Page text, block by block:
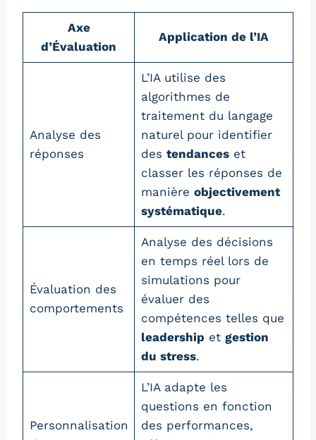
Axe
d’Évaluation
Application de l’IA
Analyse des
réponses
L’IA utilise des
algorithmes de
traitement du langage
naturel pour identifier
des tendanceset
classer les réponses de
manière objectivement
systématique.
Évaluation des
comportements
Analyse des décisions
en temps réel lors de
simulations pour
évaluer des
compétences telles que
leadership et gestion
du stress.
Personnalisation
L’IA adapte les
questions en fonction
des performances,